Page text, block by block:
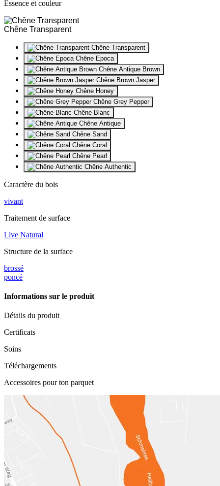
Essence et couleur
Chêne Transparent
Chêne Transparent
Chêne Epoca
Chêne Antique Brown
Chêne Brown Jasper
Chêne Honey
Chêne Grey Pepper
Chêne Blanc
Chêne Antique
Chêne Sand
Chêne Coral
Chêne Pearl
Chêne Authentic
Caractère du bois
vivant
Traitement de surface
Live Natural
Structure de la surface
brossé
poncé
Informations sur le produit
Détails du produit
Certificats
Soins
Téléchargements
Accessoires pour ton parquet